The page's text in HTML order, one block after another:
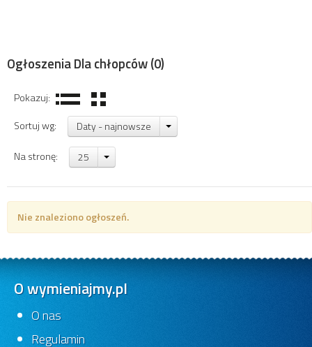
Ogłoszenia Dla chłopców(0)
Pokazuj:
Sortuj wg:
Daty - najnowsze
Na stronę: 25
Nie znaleziono ogłoszeń.
O wymieniajmy.pl
O nas
Regulamin